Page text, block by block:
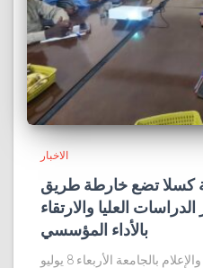
الاخبار
كسلا تضع خارطة طريق
العليا والارتقاء
بالأداء المؤسسي
إعداد : إدارة العلاقات العامة والإعلام بالجامعة الأربعاء 8 يوليو